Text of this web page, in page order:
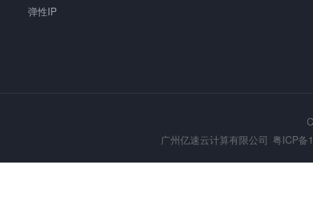
弹性IP
广州亿速云计算有限公司 粤ICP备